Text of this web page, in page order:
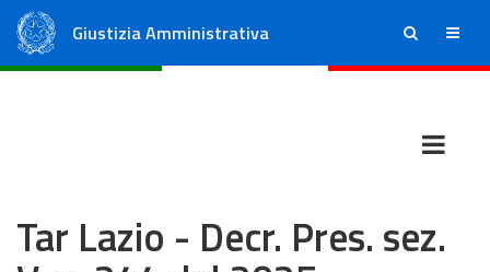
Giustizia Amministrativa ricerca menu
Tar Lazio - Decr. Pres. sez.